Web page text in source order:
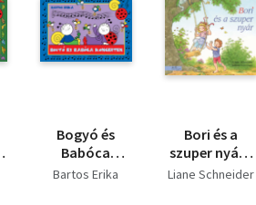
Bogyó és
Babóca
koncerten
Bartos Erika
Bori és a
szuper nyár -
Barátnőm,
Liane Schneider